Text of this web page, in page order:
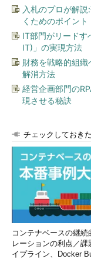
入札のプロが解
くためのポイント
IT部門がリードす
IT)」の実現方法
財務を戦略的組
解消方法
経営企画部門の
現させる秘訣
チェックしておき
コンテナベースの継続
レーションの利点／課
イプライン、Docker